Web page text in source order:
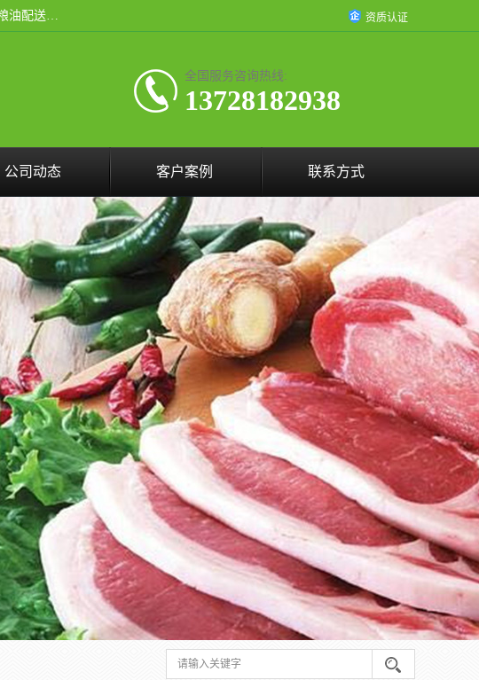
东莞市康隆膳食管理有限公司主要从事：蔬菜配送、食堂承包、企业工厂食堂承包、机关单位食堂承包、调味品配送、粮油配送、干货配送、副食配送、水果配送、海鲜配送等业务，东莞蔬菜配送电话，咨询在线客服。 资质认证
全国服务咨询热线:
13728182938
公司动态 客户案例 联系方式